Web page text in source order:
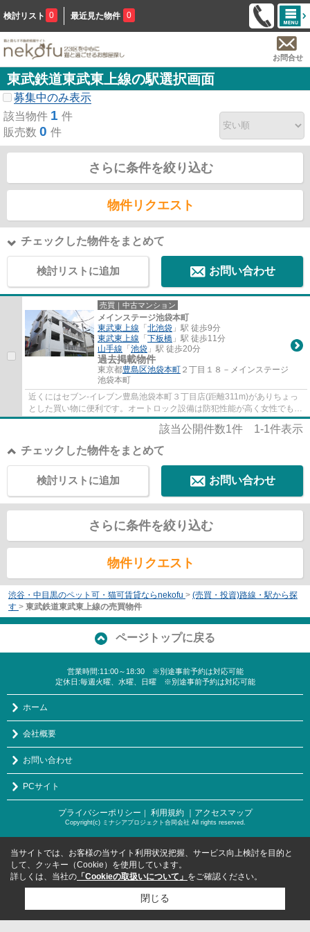
検討リスト 0 最近見た物件 0
お問合せ
東武鉄道東武東上線の駅選択画面
募集中のみ表示
該当物件 1 件
販売数 0 件
さらに条件を絞り込む
物件リクエスト
チェックした物件をまとめて
検討リストに追加 お問い合わせ
売買｜中古マンション
メインステージ池袋本町
東武東上線 「 北池袋 」駅 徒歩9分
東武東上線 「 下板橋 」駅 徒歩11分
山手線 「 池袋 」駅 徒歩20分
過去掲載物件
東京都豊島区池袋本町 ２丁目１８－メインステージ
池袋本町
近くにはセブン-イレブン豊島池袋本町３丁目店(距離311m)がありちょっ
とした買い物に便利です。オートロック設備は防犯性能が高く女性でも安
心して生活ができます。周辺に駅が2駅ある...
該当公開件数1件 1-1件表示
チェックした物件をまとめて
お問い合わせ
検討リストに追加
さらに条件を絞り込む
物件リクエスト
渋谷・中目黒のペット可・猫可賃貸ならnekofu > (売買・投資)路線・駅から探
す > 東武鉄道東武東上線の売買物件
ページトップに戻る
営業時間:11:00～18:30 ※別途事前予約は対応可能
定休日:毎週火曜、水曜、日曜 ※別途事前予約は対応可能
ホーム
会社概要
お問い合わせ
PCサイト
プライバシーポリシー ｜ 利用規約 ｜アクセスマップ
Copyright(c) ミナシアプロジェクト合同会社 All rights reserved.
当サイトでは、お客様の当サイト利用状況把握、サービス向上検討を目的と
して、クッキー（Cookie）を使用しています。
詳しくは、当社の 「Cookieの取扱いについて」 をご確認ください。
閉じる